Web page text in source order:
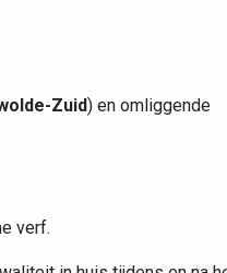
Zuid) en omliggende
verf.